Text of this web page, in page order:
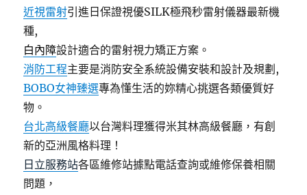
近視雷射引進日保證視優SILK極飛秒雷射儀器最新機
種,
白內障設計適合的雷射視力矯正方案。
消防工程主要是消防安全系統設備安裝和設計及規劃,
BOBO女神臻選專為懂生活的妳精心挑選各類優質好
物。
台北高級餐廳以台灣料理獲得米其林高級餐廳，有創
新的亞洲風格料理！
日立服務站各區維修站據點電話查詢或維修保養相關
問題，